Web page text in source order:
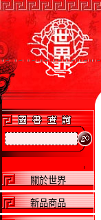
關於世界
新品商品